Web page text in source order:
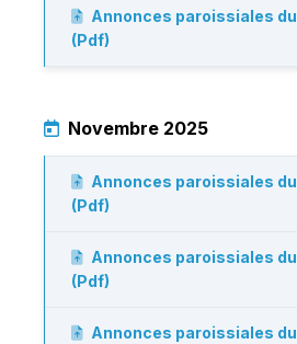
Annonces paroissiales du
(Pdf)
Novembre 2025
Annonces paroissiales du
(Pdf)
Annonces paroissiales du
(Pdf)
Annonces paroissiales du